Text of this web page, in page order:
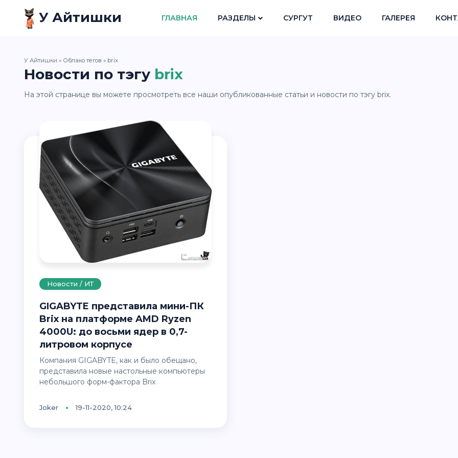
У Айтишки ГЛАВНАЯ РАЗДЕЛЫ СУРГУТ ВИДЕО ГАЛЕРЕЯ
У Айтишки » Облако тегов » brix
Новости по тэгу brix
На этой странице вы можете просмотреть все наши опубликованные статьи и новости по тэгу brix.
Новости / ИТ
GIGABYTE представила мини-ПК
Brix на платформе AMD Ryzen
4000U: до восьми ядер в 0,7-
литровом корпусе
Компания GIGABYTE, как и было обещано,
представила новые настольные компьютеры
небольшого форм-фактора Brix
Joker 19-11-2020, 10:24